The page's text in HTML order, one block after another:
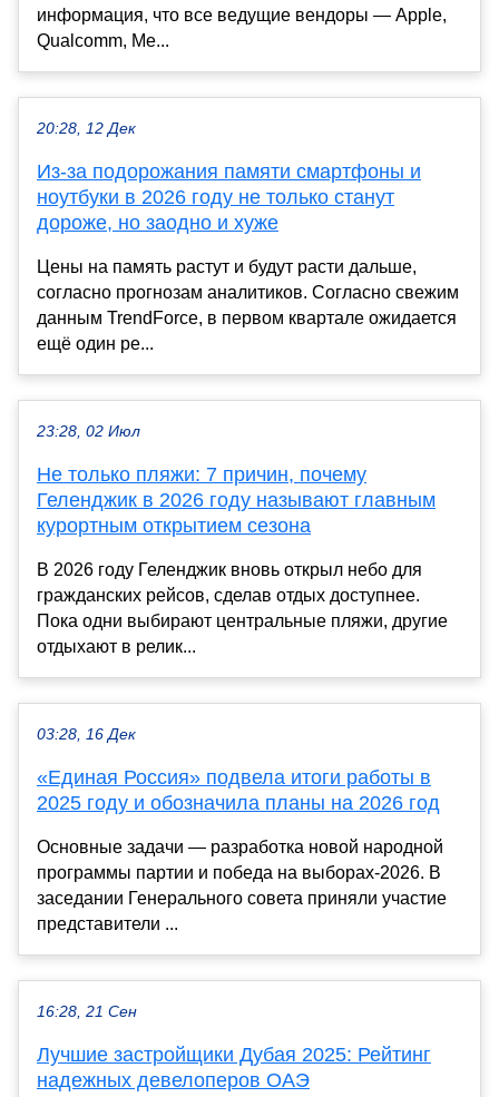
информация, что все ведущие вендоры — Apple,
Qualcomm, Me...
20:28, 12 Дек
Из-за подорожания памяти смартфоны и
ноутбуки в 2026 году не только станут
дороже, но заодно и хуже
Цены на память растут и будут расти дальше,
согласно прогнозам аналитиков. Согласно свежим
данным TrendForce, в первом квартале ожидается
ещё один ре...
23:28, 02 Июл
Не только пляжи: 7 причин, почему
Геленджик в 2026 году называют главным
курортным открытием сезона
В 2026 году Геленджик вновь открыл небо для
гражданских рейсов, сделав отдых доступнее.
Пока одни выбирают центральные пляжи, другие
отдыхают в релик...
03:28, 16 Дек
«Единая Россия» подвела итоги работы в
2025 году и обозначила планы на 2026 год
Основные задачи — разработка новой народной
программы партии и победа на выборах-2026. В
заседании Генерального совета приняли участие
представители ...
16:28, 21 Сен
Лучшие застройщики Дубая 2025: Рейтинг
надежных девелоперов ОАЭ